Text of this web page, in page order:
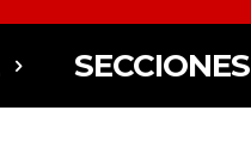
SECCIONES